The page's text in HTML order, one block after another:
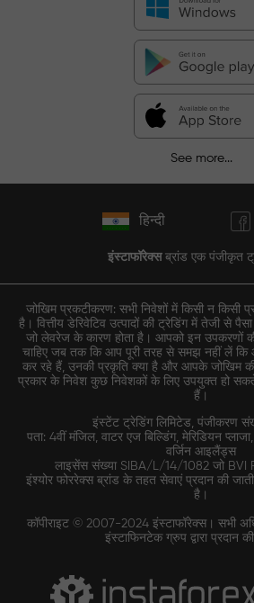
See more...
हिन्दी
इंस्टाफॉरेक्सब्रांड एक पंजीकृत
जोखिम प्रकटीकरण: सभी निवेशों में किसी न किसी
है। वित्तीय डेरिवेटिव उत्पादों की ट्रेडिंग में तेजी से
जो लेवरेज के कारण होता है। आपको इन उपकरणों
चाहिए जब तक कि आप पूरी तरह से समझ नहीं लें
कर रहे हैं, उनकी प्रकृति क्या है और आपके जोखिम की
प्रकार के निवेश कुछ निवेशकों के लिए उपयुक्त हो
हैं।
इंस्टेंट ट्रेडिंग लिमिटेड, पंजीकरण
पता: 4वीं मंजिल, वाटर एज बिल्डिंग, मेरिडियन प्लाजा,
वर्जिन आइलैंड्स
लाइसेंस संख्या SIBA/L/14/1082 जो BVI
इंश्योर फोररेक्स ब्रांड के तहत सेवाएं प्रदान की
है।
कॉपीराइट © 2007-2024 इंस्टाफॉरेक्स। सभी
इंस्टाफिनटेक ग्रुप द्वारा प्रदान